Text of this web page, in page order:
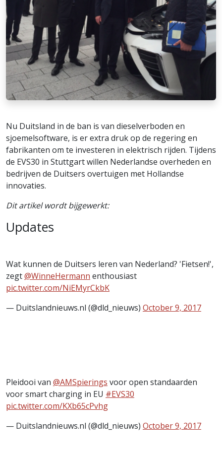
Nu Duitsland in de ban is van dieselverboden en
sjoemelsoftware, is er extra druk op de regering en
fabrikanten om te investeren in elektrisch rijden. Tijdens
de EVS30 in Stuttgart willen Nederlandse overheden en
bedrijven de Duitsers overtuigen met Hollandse
innovaties.
Dit artikel wordt bijgewerkt:
Updates
Wat kunnen de Duitsers leren van Nederland? 'Fietsen!',
zegt@WinneHermann enthousiast
pic.twitter.com/NiEMyrCkbK
— Duitslandnieuws.nl (@dld_nieuws) October 9, 2017
Pleidooi van @AMSpierings voor open standaarden
voor smart charging in EU #EVS30
pic.twitter.com/KXb65cPvhg
— Duitslandnieuws.nl (@dld_nieuws) October 9, 2017